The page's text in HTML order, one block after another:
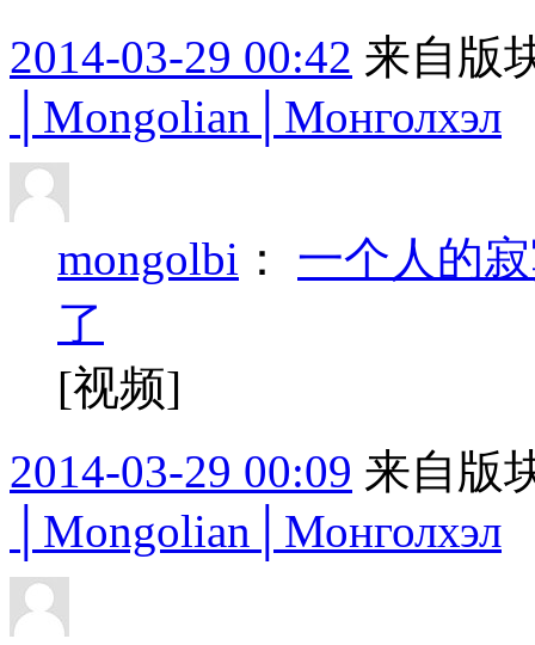
2014-03-29 00:42 来自版
│Mongolian│Монголхэл
mongolbi ： 一个人的
了
[视频]
2014-03-29 00:09 来自版
│Mongolian│Монголхэл